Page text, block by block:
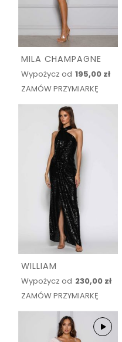
MILA CHAMPAGNE
Wypożycz od 195,00 zł
ZAMÓW PRZYMIARKĘ
WILLIAM
Wypożycz od 230,00 zł
ZAMÓW PRZYMIARKĘ